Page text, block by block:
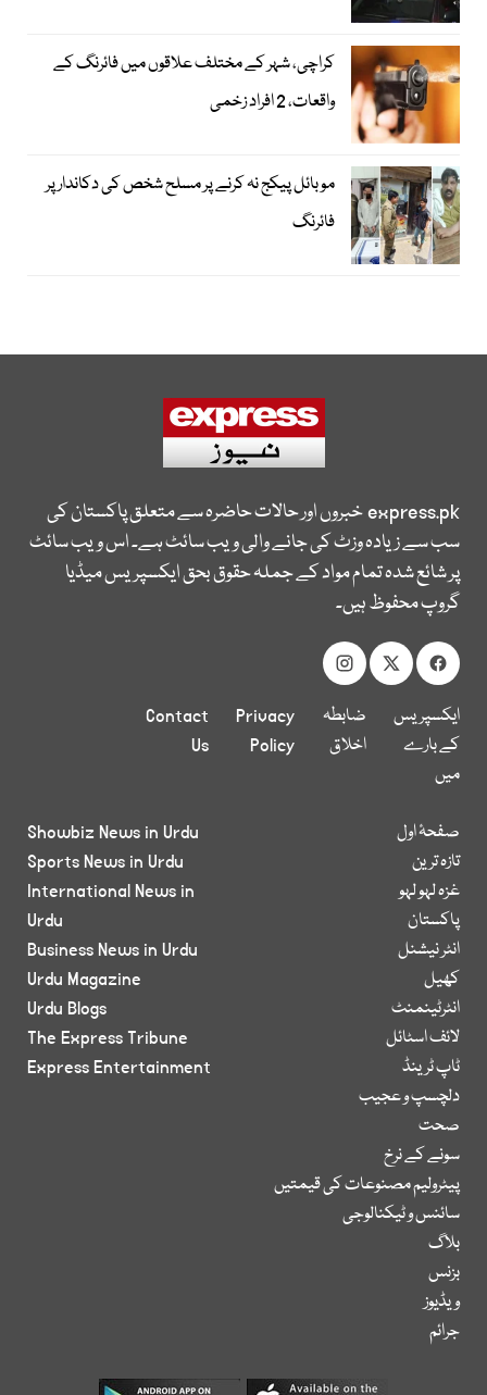
کراچی، شہر کے مختلف علاقوں میں فائرنگ کے
واقعات، 2 افراد زخمی
موبائل پیکج نہ کرنے پر مسلح شخص کی دکاندار پر
فائرنگ
express.pkخبروں اور حالات حاضرہ سے متعلق پاکستان کی
سب سے زیادہ وزٹ کی جانے والی ویب سائٹ ہے۔ اس ویب سائٹ
پر شائع شدہ تمام مواد کے جملہ حقوق بحق ایکسپریس میڈیا
گروپ محفوظ ہیں۔
ایکسپریس
کے بارے
میں
ضابطہ
اخلاق
Privacy
Policy
Contact
Us
صفحۂ اول
تازہ ترین
غزہ لہو لہو
پاکستان
انٹر نیشنل
کھیل
انٹرٹینمنٹ
لائف اسٹائل
ٹاپ ٹرینڈ
دلچسپ و عجیب
صحت
سونے کے نرخ
پیٹرولیم مصنوعات کی قیمتیں
سائنس و ٹیکنالوجی
بلاگ
بزنس
ویڈیوز
جرائم
Showbiz News in Urdu
Sports News in Urdu
International News in
Urdu
Business News in Urdu
Urdu Magazine
Urdu Blogs
The Express Tribune
Express Entertainment